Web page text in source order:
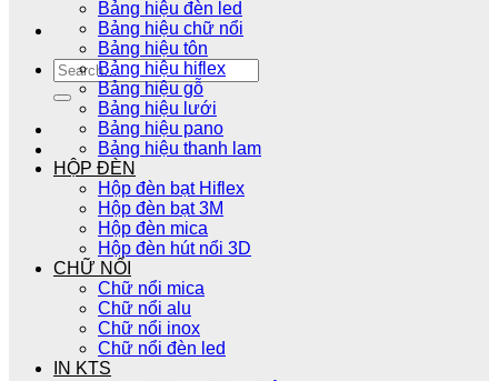
Bảng hiệu đèn led
Bảng hiệu chữ nổi
Bảng hiệu tôn
Bảng hiệu hiflex
Bảng hiệu gỗ
Bảng hiệu lưới
Bảng hiệu pano
Bảng hiệu thanh lam
HỘP ĐÈN
Hộp đèn bạt Hiflex
Hộp đèn bạt 3M
Hộp đèn mica
Hộp đèn hút nổi 3D
CHỮ NỔI
Chữ nổi mica
Chữ nổi alu
Chữ nổi inox
Chữ nổi đèn led
IN KTS